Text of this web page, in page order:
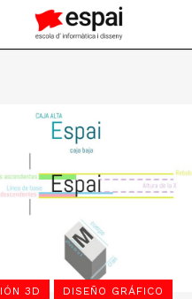
3D DISEÑO GRÁFICO